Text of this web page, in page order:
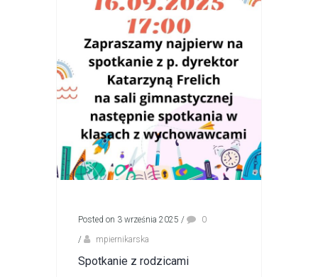
Posted on 3 września 2025 /
0
/
mpiernikarska
Spotkanie z rodzicami